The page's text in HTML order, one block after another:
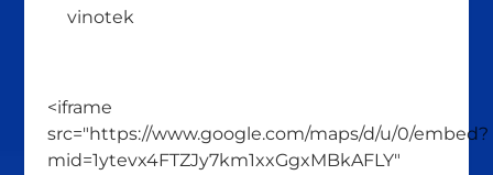
vinotek
<iframe
src="https://www.google.com/maps/d/u/0/embed?
mid=1ytevx4FTZJy7km1xxGgxMBkAFLY"